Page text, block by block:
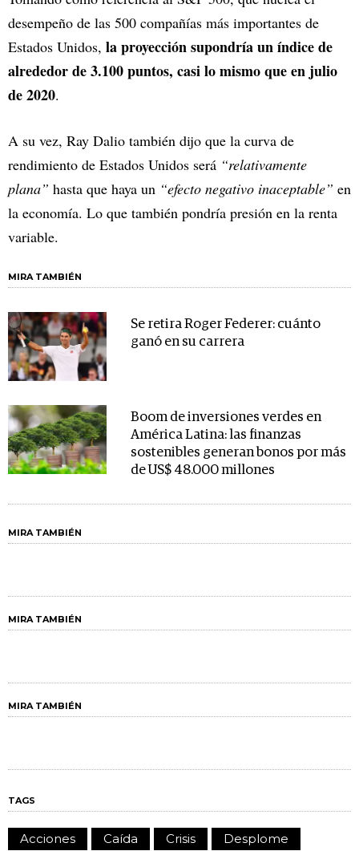
desempeño de las 500 compañías más importantes de
Estados Unidos, la proyección supondría un índice de
alrededor de 3.100 puntos, casi lo mismo que en julio
de 2020.
A su vez, Ray Dalio también dijo que la curva de
rendimiento de Estados Unidos será “relativamente
plana” hasta que haya un “efecto negativo inaceptable” en
la economía. Lo que también pondría presión en la renta
variable.
MIRA TAMBIÉN
Se retira Roger Federer: cuánto
ganó en su carrera
Boom de inversiones verdes en
América Latina: las finanzas
sostenibles generan bonos por más
de US$ 48.000 millones
MIRA TAMBIÉN
MIRA TAMBIÉN
MIRA TAMBIÉN
TAGS
Acciones Caída Crisis
Desplome